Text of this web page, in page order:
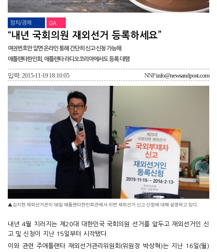
정치/경제 GA
“내년 국회의원 재외선거 등록하세요”
여권번호만 알면 온라인 통해 간단히 신고·신청 가능해
애틀랜타한인회, 애틀랜타 라디오코리아에서도 등록 대행
입력: 2015-11-19 18:10:05 NNPinfo@newsandpost.com
▲김지현 재외선거관이 16일 애틀랜타한인회관에서 이번 재외선거 신고·신청에 대해 설명하고 있다.
내년 4월 치러지는 제20대 대한민국 국회의원 선거를 앞두고 재외선거인 신
고 및 신청이 지난 15일부터 시작됐다.
이와 관련 주애틀랜타 재외선거관리위원회(위원장 박상혁)는 지난 16일(월)